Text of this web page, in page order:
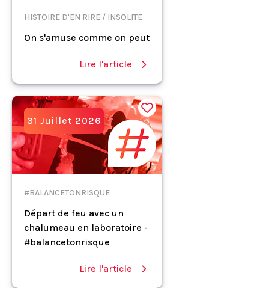
HISTOIRE D'EN RIRE / INSOLITE
On s'amuse comme on peut
Lire l'article
31 Juillet 2026
#BALANCETONRISQUE
Départ de feu avec un
chalumeau en laboratoire -
#balancetonrisque
Lire l'article